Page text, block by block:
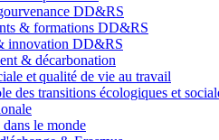
DD&RS
& formations DD&RS
innovation DD&RS
& décarbonation
et qualité de vie au travail
des transitions écologiques et
le monde